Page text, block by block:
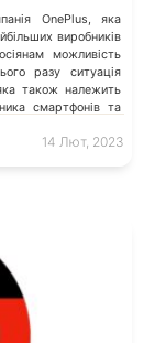
OnePlus, яка
виробників
можливість
разу ситуація
також належить
смартфонів та
в моделях
14 Лют, 2023